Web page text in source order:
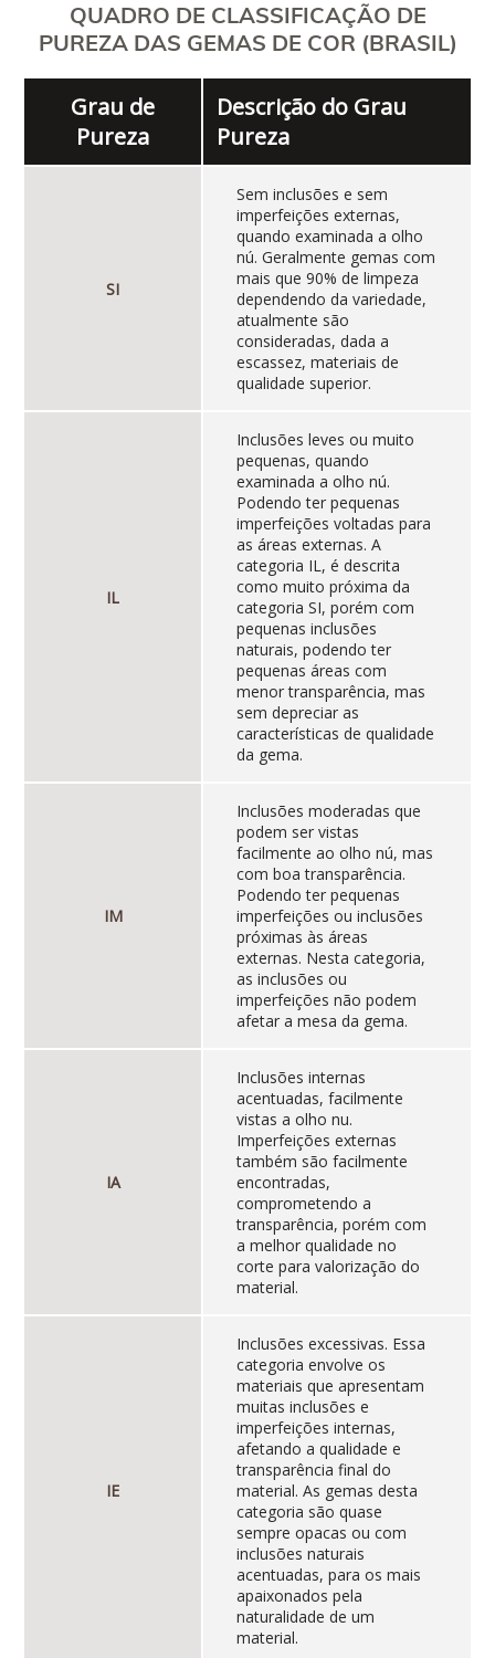
QUADRO DE CLASSIFICAÇÃO DE
PUREZA DAS GEMAS DE COR (BRASIL)
Grau de
Pureza
Descrição do Grau
Pureza
SI
Sem inclusões e sem
imperfeições externas,
quando examinada a olho
nú. Geralmente gemas com
mais que 90% de limpeza
dependendo da variedade,
atualmente são
consideradas, dada a
escassez, materiais de
qualidade superior.
IL
Inclusões leves ou muito
pequenas, quando
examinada a olho nú.
Podendo ter pequenas
imperfeições voltadas para
as áreas externas. A
categoria IL, é descrita
como muito próxima da
categoria SI, porém com
pequenas inclusões
naturais, podendo ter
pequenas áreas com
menor transparência, mas
sem depreciar as
características de qualidade
da gema.
IM
Inclusões moderadas que
podem ser vistas
facilmente ao olho nú, mas
com boa transparência.
Podendo ter pequenas
imperfeições ou inclusões
próximas às áreas
externas. Nesta categoria,
as inclusões ou
imperfeições não podem
afetar a mesa da gema.
IA
Inclusões internas
acentuadas, facilmente
vistas a olho nu.
Imperfeições externas
também são facilmente
encontradas,
comprometendo a
transparência, porém com
a melhor qualidade no
corte para valorização do
material.
IE
Inclusões excessivas. Essa
categoria envolve os
materiais que apresentam
muitas inclusões e
imperfeições internas,
afetando a qualidade e
transparência final do
material. As gemas desta
categoria são quase
sempre opacas ou com
inclusões naturais
acentuadas, para os mais
apaixonados pela
naturalidade de um
material.